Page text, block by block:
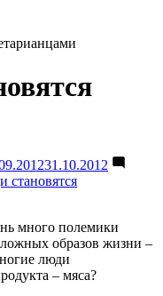
31.10.2012
становятся
много полемики
образов жизни –
люди
– мяса?